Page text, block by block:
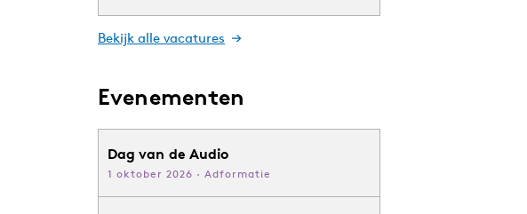
Bekijk alle vacatures
Evenementen
Dag van de Audio
1 oktober 2026 · Adformatie